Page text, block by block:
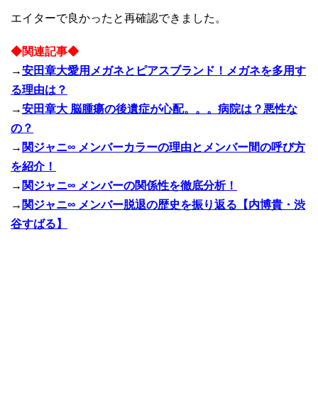
エイターで良かったと再確認できました。
◆関連記事◆
→安田章大愛用メガネとピアスブランド！メガネを多用す
る理由は？
→安田章大 脳腫瘍の後遺症が心配。。。病院は？悪性な
の？
→ 関ジャニ∞ メンバーカラーの理由とメンバー間の呼び方
を紹介！
→ 関ジャニ∞ メンバーの関係性を徹底分析！
→ 関ジャニ∞ メンバー脱退の歴史を振り返る【内博貴・渋
谷すばる】